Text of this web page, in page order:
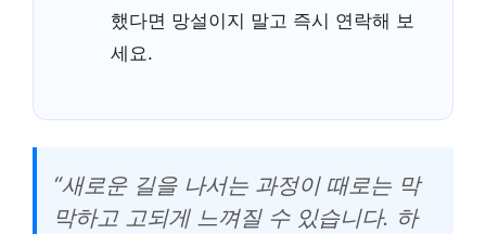
했다면 망설이지 말고 즉시 연락해 보
세요.
“새로운 길을 나서는 과정이 때로는 막
막하고 고되게 느껴질 수 있습니다. 하